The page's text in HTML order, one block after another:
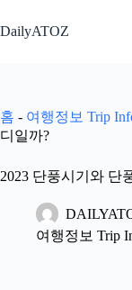
문
뛰
기
DailyATOZ
홈 - 여행정보 Trip
디일까?
2023 단풍시기와 단
여행정보 Trip